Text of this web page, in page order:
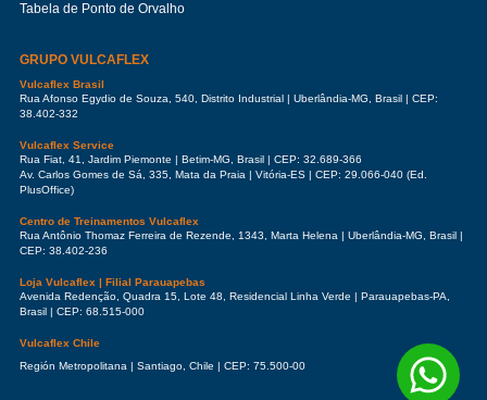
Tabela de Ponto de Orvalho
GRUPO VULCAFLEX
Vulcaflex Brasil
Rua Afonso Egydio de Souza, 540, Distrito Industrial | Uberlândia-MG, Brasil | CEP:
38.402-332
Vulcaflex Service
Rua Fiat, 41, Jardim Piemonte | Betim-MG, Brasil | CEP: 32.689-366
Av. Carlos Gomes de Sá, 335, Mata da Praia | Vitória-ES | CEP: 29.066-040 (Ed.
PlusOffice)
Centro de Treinamentos Vulcaflex
Rua Antônio Thomaz Ferreira de Rezende, 1343, Marta Helena | Uberlândia-MG, Brasil |
CEP: 38.402-236
Loja Vulcaflex | Filial Parauapebas
Avenida Redenção, Quadra 15, Lote 48, Residencial Linha Verde | Parauapebas-PA,
Brasil | CEP: 68.515-000
Vulcaflex Chile
Región Metropolitana | Santiago, Chile | CEP: 75.500-00